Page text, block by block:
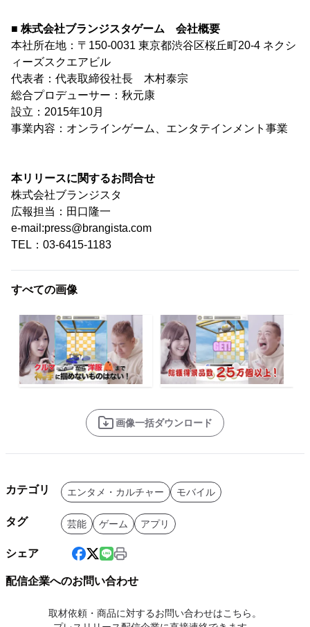
■ 株式会社ブランジスタゲーム 会社概要
本社所在地：〒150-0031 東京都渋谷区桜丘町20-4 ネクシ
ィーズスクエアビル
代表者：代表取締役社長 木村泰宗
総合プロデューサー：秋元康
設立：2015年10月
事業内容：オンラインゲーム、エンタテインメント事業
本リリースに関するお問合せ
株式会社ブランジスタ
広報担当：田口隆一
e-mail:press@brangista.com
TEL：03-6415-1183
すべての画像
画像一括ダウンロード
カテゴリ エンタメ・カルチャー モバイル
タグ 芸能 ゲーム アプリ
シェア
配信企業へのお問い合わせ
取材依頼・商品に対するお問い合わせはこちら。